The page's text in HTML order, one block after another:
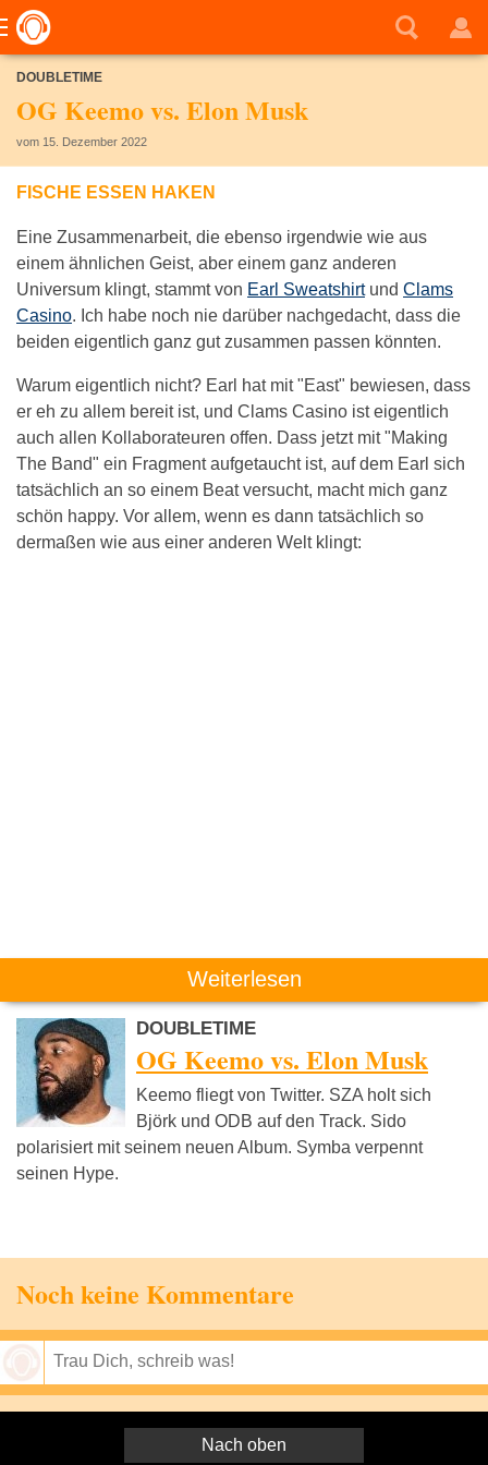
DOUBLETIME
OG Keemo vs. Elon Musk
vom 15. Dezember 2022
FISCHE ESSEN HAKEN
Eine Zusammenarbeit, die ebenso irgendwie wie aus
einem ähnlichen Geist, aber einem ganz anderen
Universum klingt, stammt von Earl Sweatshirtund Clams
Casino. Ich habe noch nie darüber nachgedacht, dass die
beiden eigentlich ganz gut zusammen passen könnten.
Warum eigentlich nicht? Earl hat mit "East" bewiesen, dass
er eh zu allem bereit ist, und Clams Casino ist eigentlich
auch allen Kollaborateuren offen. Dass jetzt mit "Making
The Band" ein Fragment aufgetaucht ist, auf dem Earl sich
tatsächlich an so einem Beat versucht, macht mich ganz
schön happy. Vor allem, wenn es dann tatsächlich so
dermaßen wie aus einer anderen Welt klingt:
Weiterlesen
DOUBLETIME
OG Keemo vs. Elon Musk
Keemo fliegt von Twitter. SZA holt sich
Björk und ODB auf den Track. Sido
polarisiert mit seinem neuen Album. Symba verpennt
seinen Hype.
Noch keine Kommentare
Nach oben